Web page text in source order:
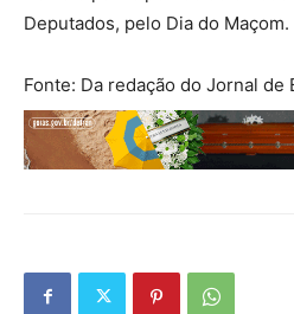
Deputados, pelo Dia do Maçom.
Fonte: Da redação do Jornal de